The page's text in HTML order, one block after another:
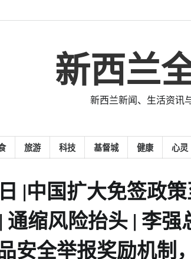
新西兰
新西兰新闻、生活资讯
旅游 科技 基督城 健康 心灵
|中国扩大免签政
缩风险抬头 | 李强
安全举报奖励机制